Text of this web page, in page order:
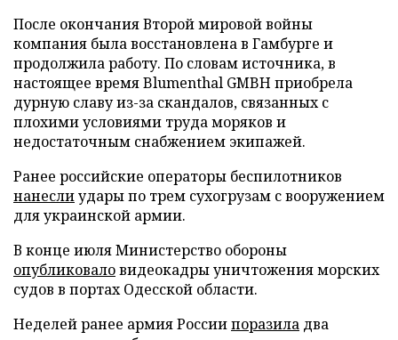
После окончания Второй мировой войны
компания была восстановлена в Гамбурге и
продолжила работу. По словам источника, в
настоящее время Blumenthal GMBH приобрела
дурную славу из-за скандалов, связанных с
плохими условиями труда моряков и
недостаточным снабжением экипажей.
Ранее российские операторы беспилотников
нанеслиудары по трем сухогрузам с вооружением
для украинской армии.
В конце июля Министерство обороны
опубликоваловидеокадры уничтожения морских
судов в портах Одесской области.
Неделей ранее армия Россиипоразила два